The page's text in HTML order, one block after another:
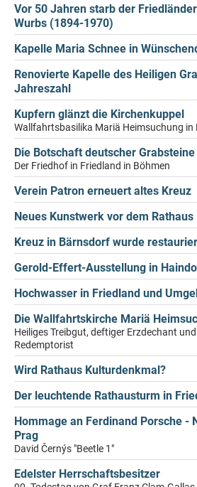
Vor 50 Jahren starb der
Wurbs (1894-1970)
Kapelle Maria Schnee in
Renovierte Kapelle des Heiligen
Jahreszahl
Kupfern glänzt die Kirchenkuppel
Wallfahrtsbasilika Mariä Heimsuchung in
Die Botschaft deutscher Grabsteine
Der Friedhof in Friedland in Böhmen
Verein Patron erneuert altes Kreuz
Neues Kunstwerk vor dem
Kreuz in Bärnsdorf wurde
Gerold-Effert-Ausstellung in
Hochwasser in Friedland und
Die Wallfahrtskirche Mariä
Heiliges Treibgut, deftiger Erzdechant
Redemptorist
Wird Rathaus Kulturdenkmal?
Der leuchtende Rathausturm in
Hommage an Ferdinand Porsche -
Prag
David Černýs "Beetle 1"
Edelster Herrschaftsbesitzer